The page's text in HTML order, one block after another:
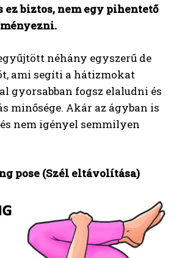
ez biztos, nem egy pihentető
néhány egyszerű de
ami segíti a hátizmokat
gyorsabban fogsz elaludni és
minősége. Akár az ágyban is
nem igényel semmilyen
pose (Szél eltávolítása)